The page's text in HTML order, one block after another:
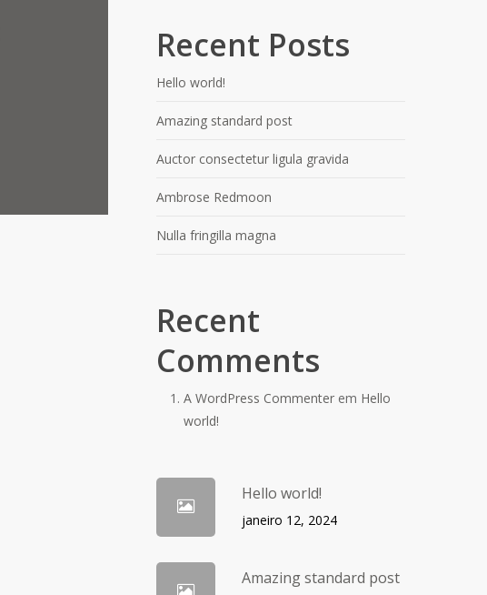
Recent Posts
Hello world!
Amazing standard post
Auctor consectetur ligula gravida
Ambrose Redmoon
Nulla fringilla magna
Recent
Comments
A WordPress Commenter em Hello
world!
Hello world!
janeiro 12, 2024
Amazing standard post